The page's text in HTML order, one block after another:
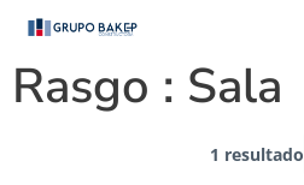
Rasgo : Sala
1 resultado